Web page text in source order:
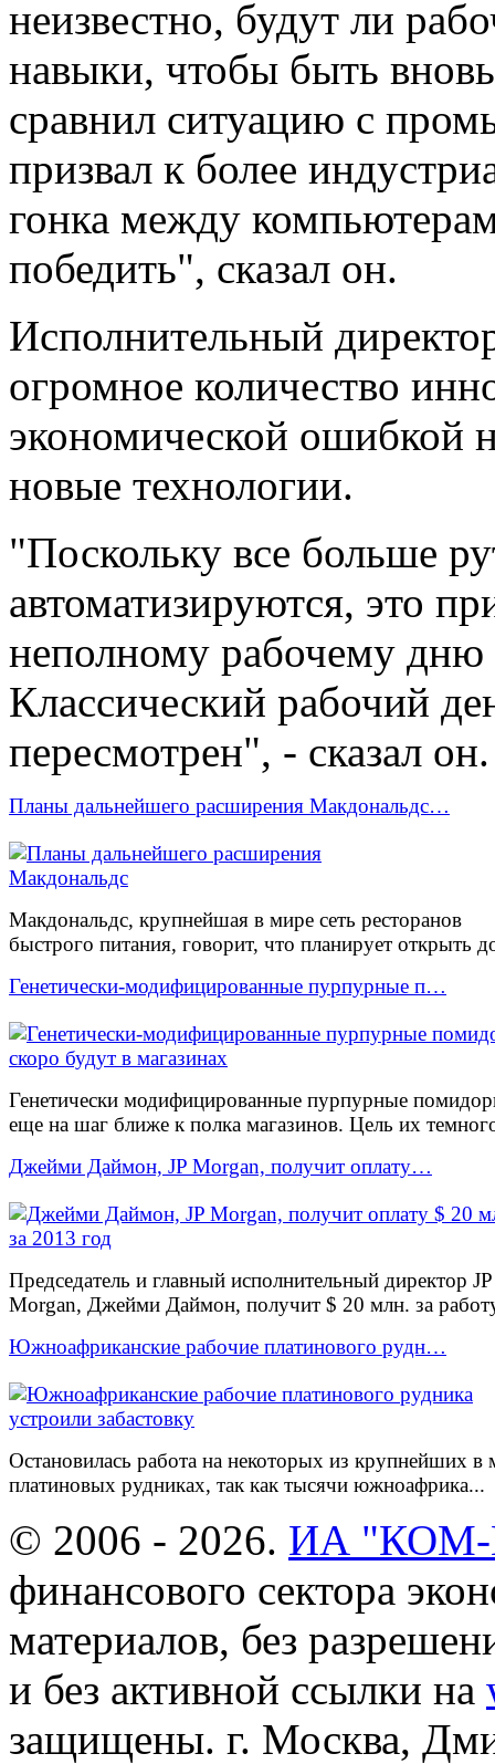
неизвестно, будут ли
навыки, чтобы быть
сравнил ситуацию с
призвал к более
гонка между
победить", сказал он.
Исполнительный
огромное количество
экономической ошибкой
новые технологии.
"Поскольку все больше
автоматизируются, это
неполному рабочему дню
Классический рабочий
пересмотрен", - сказал он.
Планы дальнейшего расширения Макдональдс…
Макдональдс, крупнейшая в мире сеть ресторанов
быстрого питания, говорит, что планирует открыть
Генетически-модифицированные пурпурные п…
Генетически модифицированные пурпурные
еще на шаг ближе к полка магазинов. Цель их
Джейми Даймон, JP Morgan, получит оплату…
Председатель и главный исполнительный директор JP
Morgan, Джейми Даймон, получит $ 20 млн. за
Южноафриканские рабочие платинового рудн…
Остановилась работа на некоторых из крупнейших в
платиновых рудниках, так как тысячи южноафрика...
© 2006 - 2026. ИА
финансового сектора
материалов, без
и без активной ссылки на
защищены. г. Москва,